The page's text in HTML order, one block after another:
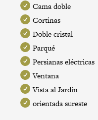
Cama doble
Cortinas
Doble cristal
Parqué
Persianas eléctricas
Ventana
Vista al Jardín
orientada sureste